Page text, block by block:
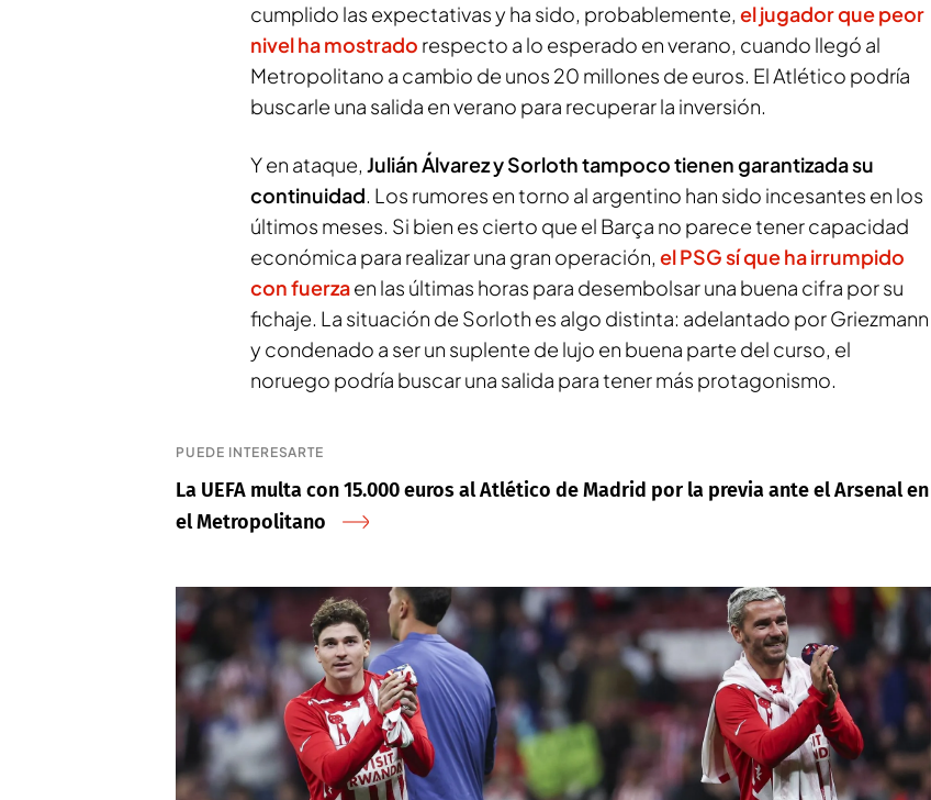
cumplido las expectativas y ha sido, probablemente, el jugador que peor
nivel ha mostrado respecto a lo esperado en verano, cuando llegó al
Metropolitano a cambio de unos 20 millones de euros. El Atlético podría
buscarle una salida en verano para recuperar la inversión.
Y en ataque, Julián Álvarez y Sorloth tampoco tienen garantizada su
continuidad. Los rumores en torno al argentino han sido incesantes en los
últimos meses. Si bien es cierto que el Barça no parece tener capacidad
económica para realizar una gran operación, el PSG sí que ha irrumpido
con fuerzaen las últimas horas para desembolsar una buena cifra por su
fichaje. La situación de Sorloth es algo distinta: adelantado por Griezmann
y condenado a ser un suplente de lujo en buena parte del curso, el
noruego podría buscar una salida para tener más protagonismo.
PUEDE INTERESARTE
La UEFA multa con 15.000 euros al Atlético de Madrid por la previa ante el Arsenal en
el Metropolitano